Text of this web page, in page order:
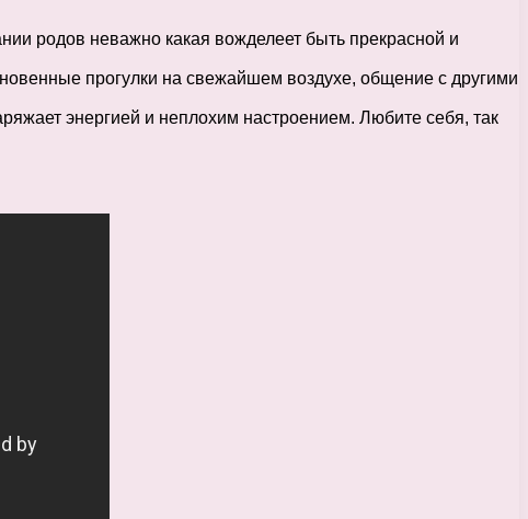
родов неважно какая вожделеет быть прекрасной и
прогулки на свежайшем воздухе, общение с другими
энергией и неплохим настроением. Любите себя, так